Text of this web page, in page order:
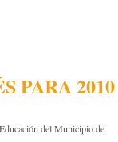
PARA 2010
del Municipio de